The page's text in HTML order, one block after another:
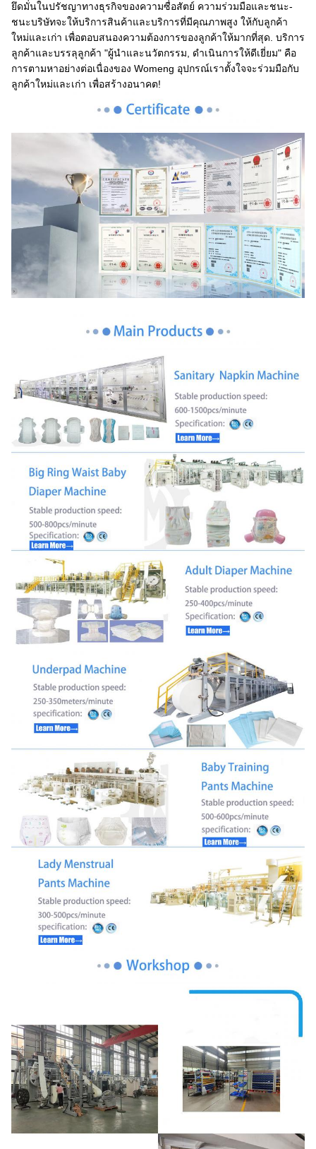
ยึดมั่นในปรัชญาทางธุรกิจของความซื่อสัตย์ ความร่วมมือและชนะ-
ชนะบริษัทจะให้บริการสินค้าและบริการที่มีคุณภาพสูง ให้กับลูกค้า
ใหม่และเก่า เพื่อตอบสนองความต้องการของลูกค้าให้มากที่สุด. บริการ
ลูกค้าและบรรลุลูกค้า "ผู้นําและนวัตกรรม, ดําเนินการให้ดีเยี่ยม" คือ
การตามหาอย่างต่อเนื่องของ Womeng อุปกรณ์เราตั้งใจจะร่วมมือกับ
ลูกค้าใหม่และเก่า เพื่อสร้างอนาคต!